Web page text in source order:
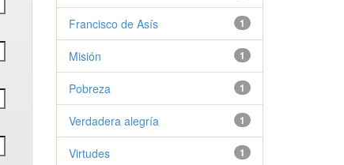
1
Francisco de Asís
1
Misión
1
Pobreza
1
Verdadera alegría
1
Virtudes